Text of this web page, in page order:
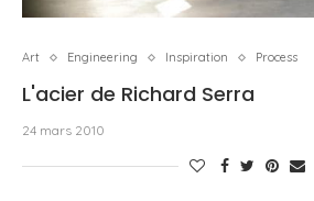
Art Engineering Inspiration Process
L'acier de Richard Serra
24 mars 2010